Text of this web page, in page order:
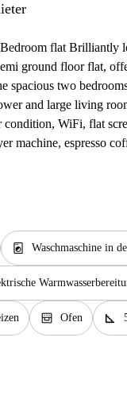
flat Brilliantly
ground floor flat,
spacious two
and large living
condition, WiFi, flat
machine, espresso
local_laundry_service Waschmaschine in
oven_gen Ofen square_foot